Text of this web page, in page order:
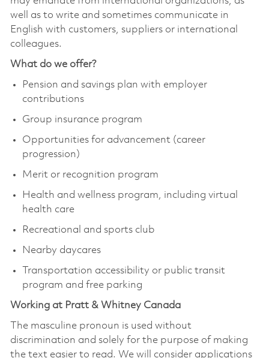
well as to write and sometimes communicate in
English with customers, suppliers or international
colleagues.
What do we offer?
Pension and savings plan with employer
contributions
Group insurance program
Opportunities for advancement (career
progression)
Merit or recognition program
Health and wellness program, including virtual
health care
Recreational and sports club
Nearby daycares
Transportation accessibility or public transit
program and free parking
Working at Pratt & Whitney Canada
The masculine pronoun is used without
discrimination and solely for the purpose of making
the text easier to read. We will consider applications